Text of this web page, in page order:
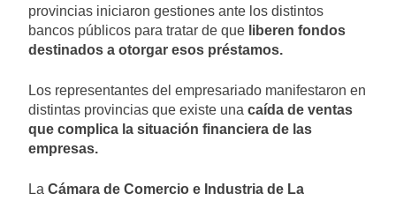
provincias iniciaron gestiones ante los distintos
bancos públicos para tratar de que liberen fondos
destinados a otorgar esos préstamos.
Los representantes del empresariado manifestaron en
distintas provincias que existe una caída de ventas
que complica la situación financiera de las
empresas.
La Cámara de Comercio e Industria de La